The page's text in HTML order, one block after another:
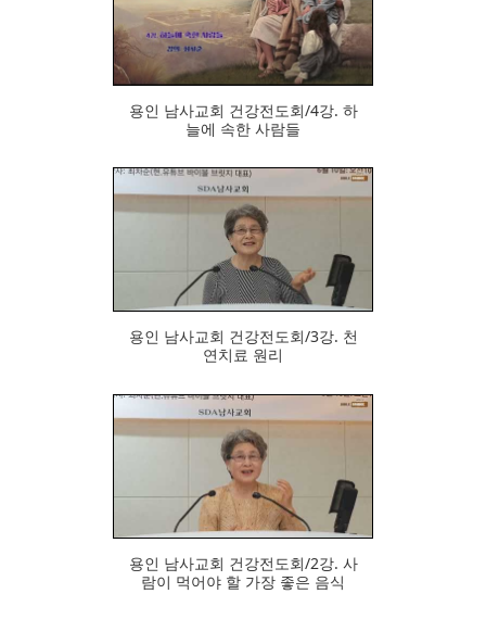
945
용인 남사교회 건강전도회/4강. 하
늘에 속한 사람들
용인 남사교회 건강전도회/3강. 천
연치료 원리
용인 남사교회 건강전도회/2강. 사
람이 먹어야 할 가장 좋은 음식